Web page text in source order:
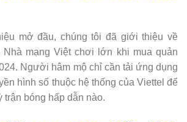
mở đầu, chúng tôi đã giới thiệu về
Nhà mạng Việt chơi lớn khi mua quản
Người hâm mộ chỉ cần tải ứng dụng
hình số thuộc hệ thống của Viettel để
trận bóng hấp dẫn nào.